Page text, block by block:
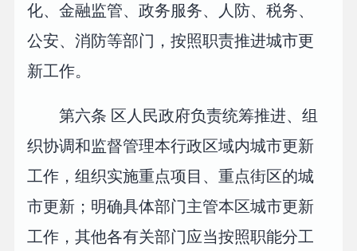
化、金融监管、政务服务、人防、税务、
公安、消防等部门，按照职责推进城市更
新工作。
第六条 区人民政府负责统筹推进、组
织协调和监督管理本行政区域内城市更新
工作，组织实施重点项目、重点街区的城
市更新；明确具体部门主管本区城市更新
工作，其他各有关部门应当按照职能分工